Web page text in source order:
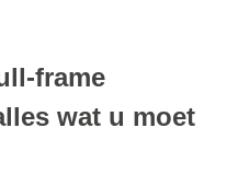
frame
wat u moet